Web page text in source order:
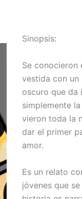
Sinopsis:
Se conocieron
vestida con
oscuro que da
simplemente
vieron toda la
dar el primer
amor.
Es un relato
jóvenes que